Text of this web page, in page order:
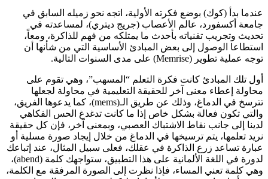
عندما بدأ (كوك) بوضع فكرته الأولية، اتجه نحو زميله السابق في
جامعة أكسفورد، عالم الأعصاب (جريج ديتري)، لمساعدته في
تحديث وتجريب تقنياته بأحدث ما يمتلكه من فهم للذاكرة، ومعاً،
استطاعا الوصول إلى بعض المبادئ الأساسية التي من شأنها أن
توجه عملية تطوير (Memrise) على مدى السنوات التالية.
أول تلك المبادئ كانت فكرة التعلم “المسهب”، وهي تقوم على
محاولة إعطاء معنى آخر للحقيقة التعليمية في محاولة لجعلها
تترسخ في الدماغ، وذلك عن طريق الـ(mems)، كما يدعوها الفريق،
والتي تكون فعالة بشكل خاص إذا ما كانت تدغدغ الحس الفكاهي
لدينا إلى جانب نقاط الاشتباك العصبي، وبمعنى آخر، فإن كل حقيقة
نريد تعلمها، يتم ترسيخها في الدماغ من خلال إيجاد صورة مسلية أو
عبارة تساعد زرع الذاكرة في عقلك، فعلى سبيل المثال، عند إتباعك
لدورة في اللغة الألمانية على هذا التطبيق، ستواجهك كلمة (abend)،
وهي كلمة تعني المساء، فإذا نظرت إلى الصورة المرفقة مع الكلمة،